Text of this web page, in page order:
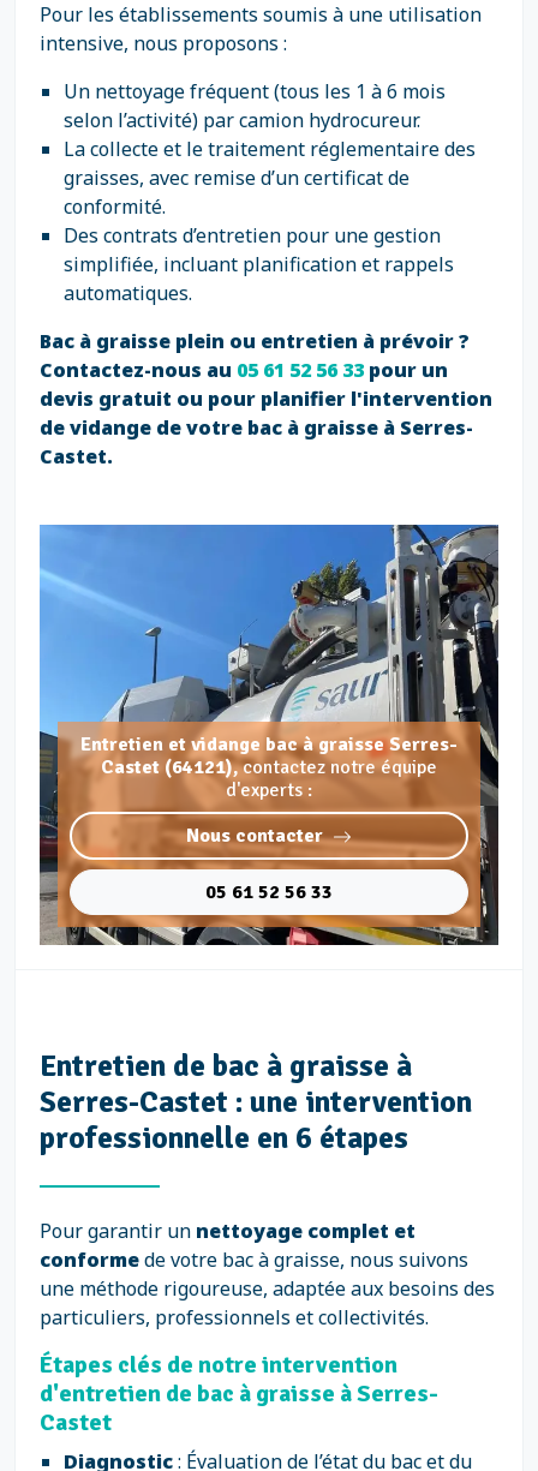
Pour les établissements soumis à une utilisation
intensive, nous proposons :
Un nettoyage fréquent (tous les 1 à 6 mois
selon l’activité) par camion hydrocureur.
La collecte et le traitement réglementaire des
graisses, avec remise d’un certificat de
conformité.
Des contrats d’entretien pour une gestion
simplifiée, incluant planification et rappels
automatiques.
Bac à graisse plein ou entretien à prévoir ?
Contactez-nous au 05 61 52 56 33 pour un
devis gratuit ou pour planifier l'intervention
de vidange de votre bac à graisse à Serres-
Castet.
Entretien et vidange bac à graisse Serres-
Castet (64121),contactez notre équipe
d'experts :
Nous contacter
05 61 52 56 33
Entretien de bac à graisse à
Serres-Castet : une intervention
professionnelle en 6 étapes
Pour garantir un nettoyage complet et
conformede votre bac à graisse, nous suivons
une méthode rigoureuse, adaptée aux besoins des
particuliers, professionnels et collectivités.
Étapes clés de notre intervention
d'entretien de bac à graisse à Serres-
Castet
Diagnostic: Évaluation de l’état du bac et du